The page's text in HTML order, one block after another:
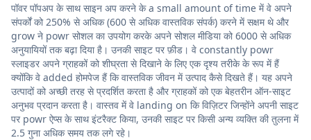
पॉवर पॉपअप के साथ साइन अप करने के a small amount of time में वे अपने
संपर्कों को 250% से अधिक (600 से अधिक वास्तविक संपर्क) करने में सक्षम थे और
grow ने powr सोशल का उपयोग करके अपने सोशल मीडिया को 6000 से अधिक
अनुयायियों तक बढ़ा दिया है। उनकी साइट पर फ़ीड। वे constantly powr
स्लाइडर अपने ग्राहकों को शीघ्रता से दिखाने के लिए एक दृश्य तरीके के रूप में हैं
क्योंकि वे added होमपेज हैं कि वास्तविक जीवन में उत्पाद कैसे दिखते हैं। यह अपने
उत्पादों को अच्छी तरह से प्रदर्शित करता है और ग्राहकों को एक बेहतरीन ऑन-साइट
अनुभव प्रदान करता है। वास्तव में वे landing on कि विज़िटर जिन्होंने अपनी साइट
पर powr ऐप्स के साथ इंटरैक्ट किया, उनकी साइट पर किसी अन्य व्यक्ति की तुलना में
2.5 गुना अधिक समय तक लगे रहे।